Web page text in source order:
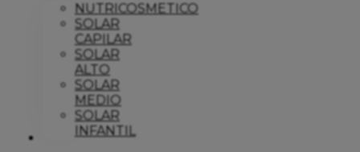
NUTRICOSMETICO
SOLAR
CAPILAR
SOLAR
ALTO
SOLAR
MEDIO
SOLAR
INFANTIL
Explorar